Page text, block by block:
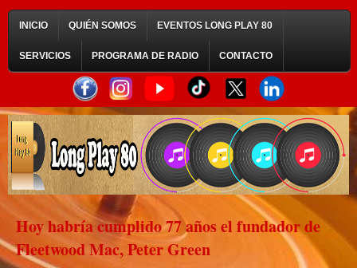
INICIO QUIÉN SOMOS EVENTOS LONG PLAY 80
SERVICIOS PROGRAMA DE RADIO CONTACTO
Hoy habría cumplido 77 años el fundador de
Fleetwood Mac, Peter Green